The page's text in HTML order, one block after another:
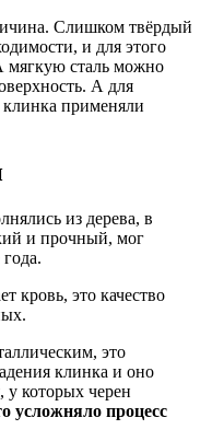
Слишком твёрдый
и для этого
мягкую сталь можно
А для
применяли
из дерева, в
и прочный, мог
кровь, это качество
это
клинка и оно
у которых черен
усложняло процесс